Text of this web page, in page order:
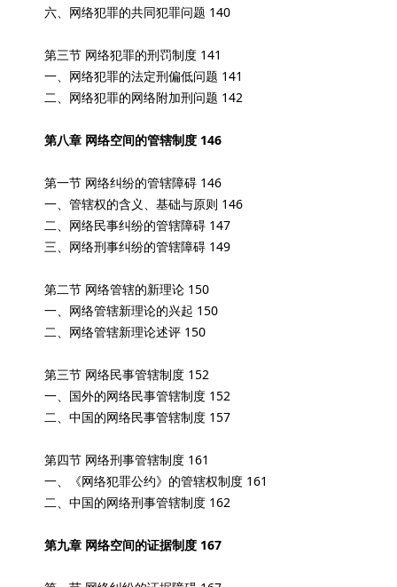
六、网络犯罪的共同犯罪问题 140
第三节 网络犯罪的刑罚制度 141
一、网络犯罪的法定刑偏低问题 141
二、网络犯罪的网络附加刑问题 142
第八章 网络空间的管辖制度 146
第一节 网络纠纷的管辖障碍 146
一、管辖权的含义、基础与原则 146
二、网络民事纠纷的管辖障碍 147
三、网络刑事纠纷的管辖障碍 149
第二节 网络管辖的新理论 150
一、网络管辖新理论的兴起 150
二、网络管辖新理论述评 150
第三节 网络民事管辖制度 152
一、国外的网络民事管辖制度 152
二、中国的网络民事管辖制度 157
第四节 网络刑事管辖制度 161
一、《网络犯罪公约》的管辖权制度 161
二、中国的网络刑事管辖制度 162
第九章 网络空间的证据制度 167